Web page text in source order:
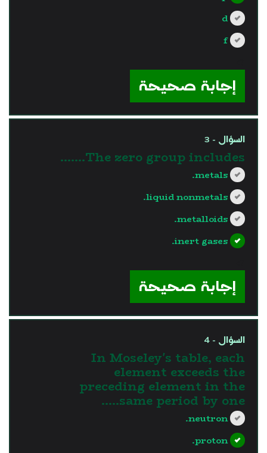
d
f
إجابة صحيحة
السؤال - 3
The zero group includes.......
metals.
liquid nonmetals.
metalloids.
inert gases.
إجابة صحيحة
السؤال - 4
In Moseley's table, each
element exceeds the
preceding element in the
same period by one…..
neutron.
proton.